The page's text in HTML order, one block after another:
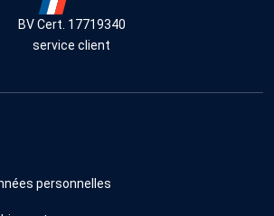
BV Cert. 17719340
service client
personnelles